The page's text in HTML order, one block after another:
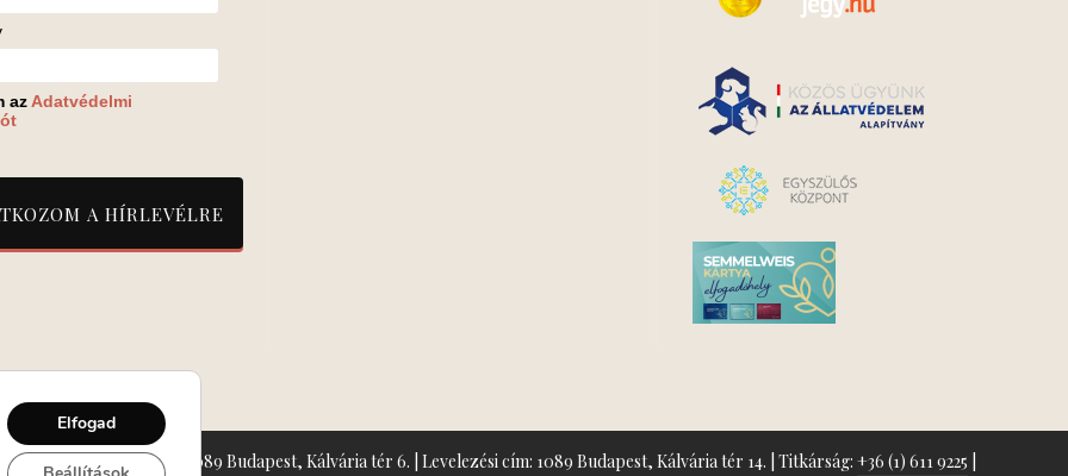
azAdatvédelmi
Turay Ida Színház 1089 Budapest, Kálvária tér 6. | Levelezési cím: 1089 Budapest, Kálvária tér 14. | Titkárság: +36 (1) 611 9225
Elfogad